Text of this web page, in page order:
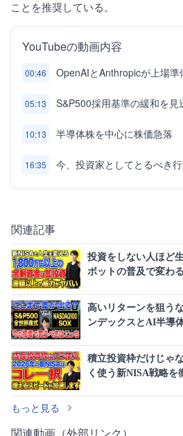
ことを推奨している。
YouTubeの動画内容
00:46 OpenAIとAnthropicが上場準
05:13 S&P500採用基準の緩和を見
10:13 半導体株を中心に株価急落
16:35 今、投資家としてとるべき
関連記事
投資をしない人ほど
ボットの普及で変わ
高いリターンを狙う
ンデックスとAI半導
積立投資枠だけじゃ
く使う新NISA戦略を
もっと見る